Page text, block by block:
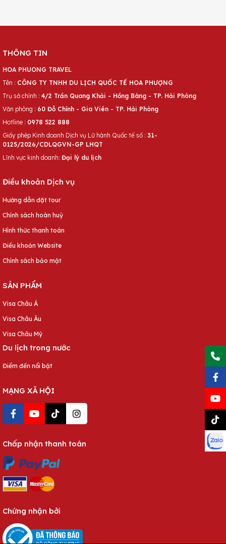
THÔNG TIN
HOA PHUONG TRAVEL
Tên : CÔNG TY TNHH DU LỊCH QUỐC TẾ HOA PHƯỢNG
Trụ sở chính : 4/2 Trần Quang Khải - Hồng Bàng - TP. Hải Phòng
Văn phòng : 60 Đỗ Chính - Gia Viên - TP. Hải Phòng
Hotline : 0978 522 888
Giấy phép Kinh doanh Dịch vụ Lữ hành Quốc tế số : 31-
0125/2026/CDLQGVN-GP LHQT
Lĩnh vực kinh doanh: Đại lý du lịch
Điều khoản Dịch vụ
Hướng dẫn đặt tour
Chính sách hoàn huỷ
Hình thức thanh toán
Điều khoản Website
Chính sách bảo mật
SẢN PHẨM
Visa Châu Á
Visa Châu Âu
Visa Châu Mỹ
Du lịch trong nước
Điểm đến nổi bật
MẠNG XÃ HỘI
Chấp nhận thanh toán
Chứng nhận bởi